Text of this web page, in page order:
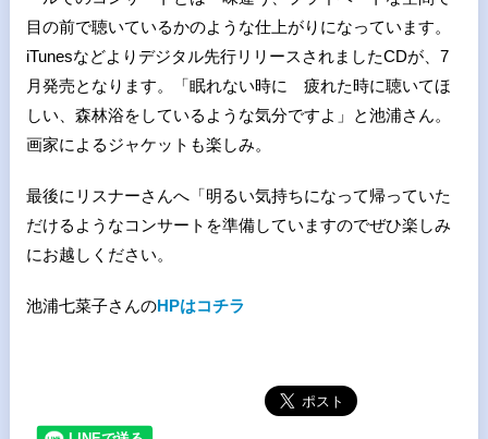
目の前で聴いているかのような仕上がりになっています。
iTunesなどよりデジタル先行リリースされましたCDが、7
月発売となります。「眠れない時に 疲れた時に聴いてほ
しい、森林浴をしているような気分ですよ」と池浦さん。
画家によるジャケットも楽しみ。
最後にリスナーさんへ「明るい気持ちになって帰っていた
だけるようなコンサートを準備していますのでぜひ楽しみ
にお越しください。
池浦七菜子さんのHPはコチラ